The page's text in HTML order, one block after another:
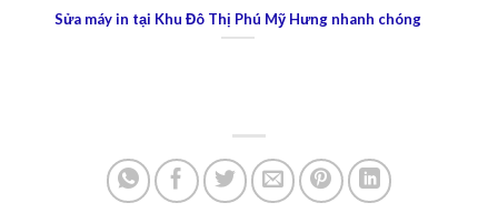
Sửa laptop tại Topaz Home 4: Dịch vụ chất lượng và